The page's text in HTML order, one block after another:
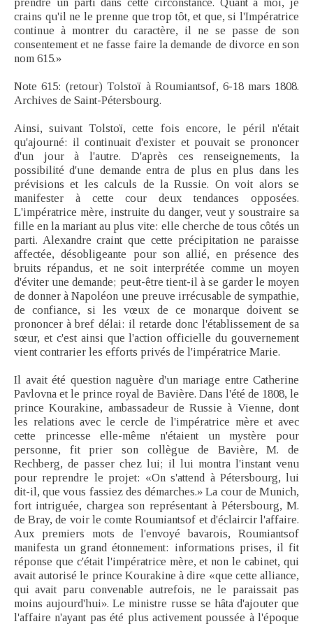
crains qu'il ne le prenne que trop tôt, et que, si l'Impératrice
continue à montrer du caractère, il ne se passe de son
consentement et ne fasse faire la demande de divorce en son
nom 615.»
Note 615: (retour) Tolstoï à Roumiantsof, 6-18 mars 1808.
Archives de Saint-Pétersbourg.
Ainsi, suivant Tolstoï, cette fois encore, le péril n'était
qu'ajourné: il continuait d'exister et pouvait se prononcer
d'un jour à l'autre. D'après ces renseignements, la
possibilité d'une demande entra de plus en plus dans les
prévisions et les calculs de la Russie. On voit alors se
manifester à cette cour deux tendances opposées.
L'impératrice mère, instruite du danger, veut y soustraire sa
fille en la mariant au plus vite: elle cherche de tous côtés un
parti. Alexandre craint que cette précipitation ne paraisse
affectée, désobligeante pour son allié, en présence des
bruits répandus, et ne soit interprétée comme un moyen
d'éviter une demande; peut-être tient-il à se garder le moyen
de donner à Napoléon une preuve irrécusable de sympathie,
de confiance, si les vœux de ce monarque doivent se
prononcer à bref délai: il retarde donc l'établissement de sa
sœur, et c'est ainsi que l'action officielle du gouvernement
vient contrarier les efforts privés de l'impératrice Marie.
Il avait été question naguère d'un mariage entre Catherine
Pavlovna et le prince royal de Bavière. Dans l'été de 1808, le
prince Kourakine, ambassadeur de Russie à Vienne, dont
les relations avec le cercle de l'impératrice mère et avec
cette princesse elle-même n'étaient un mystère pour
personne, fit prier son collègue de Bavière, M. de
Rechberg, de passer chez lui; il lui montra l'instant venu
pour reprendre le projet: «On s'attend à Pétersbourg, lui
dit-il, que vous fassiez des démarches.» La cour de Munich,
fort intriguée, chargea son représentant à Pétersbourg, M.
de Bray, de voir le comte Roumiantsof et d'éclaircir l'affaire.
Aux premiers mots de l'envoyé bavarois, Roumiantsof
manifesta un grand étonnement: informations prises, il fit
réponse que c'était l'impératrice mère, et non le cabinet, qui
avait autorisé le prince Kourakine à dire «que cette alliance,
qui avait paru convenable autrefois, ne le paraissait pas
moins aujourd'hui». Le ministre russe se hâta d'ajouter que
l'affaire n'ayant pas été plus activement poussée à l'époque